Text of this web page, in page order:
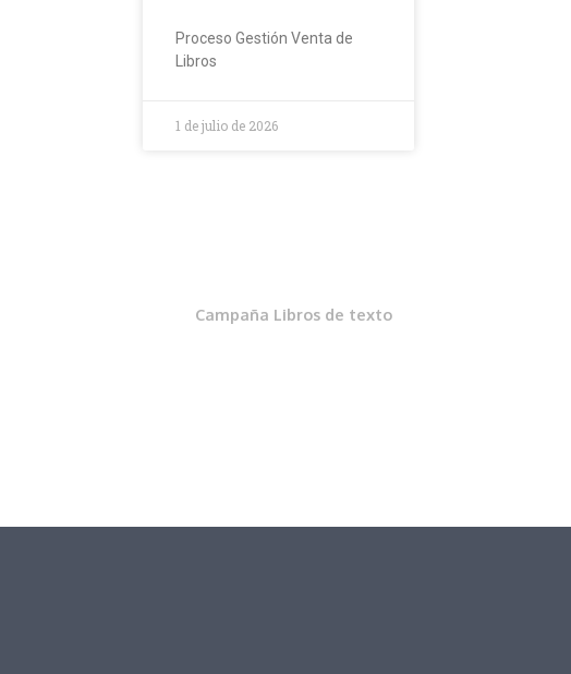
Proceso Gestión Venta de
Libros
1 de julio de 2026
Campaña Libros de texto